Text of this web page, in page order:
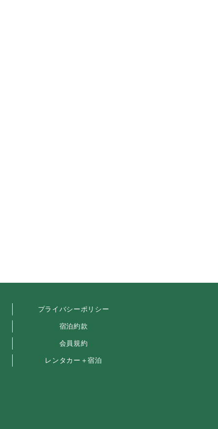
プライバシーポリシー
宿泊約款
会員規約
レンタカー＋宿泊